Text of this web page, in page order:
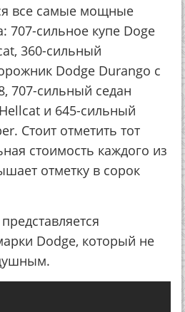
все самые мощные
707-сильное купе Doge
360-сильный
Dodge Durango с
707-сильный седан
и 645-сильный
Стоит отметить тот
стоимость каждого из
отметку в сорок
Dodge, который не